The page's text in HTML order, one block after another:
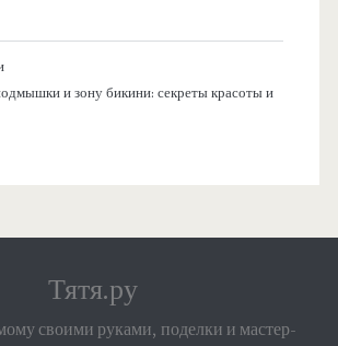
и зону бикини: секреты красоты и
Тятя.ру
своими руками, поделки и мастер-